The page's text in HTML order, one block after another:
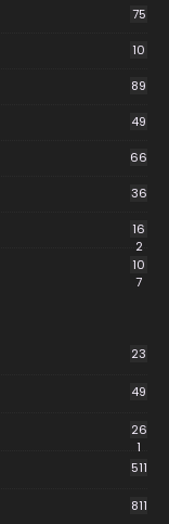
75
10
89
49
66
36
16
2
10
7
23
49
26
1
511
811